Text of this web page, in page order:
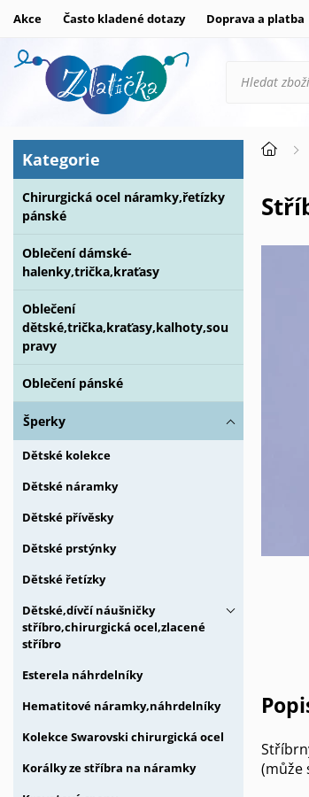
Akce Často kladené dotazy Doprava a platba
Kategorie
Chirurgická ocel náramky,řetízky
pánské
Oblečení dámské-
halenky,trička,kraťasy
Oblečení
dětské,trička,kraťasy,kalhoty,sou
pravy
Oblečení pánské
Šperky
Dětské kolekce
Dětské náramky
Dětské přívěsky
Dětské prstýnky
Dětské řetízky
Dětské,dívčí náušničky
stříbro,chirurgická ocel,zlacené
stříbro
Esterela náhrdelníky
Hematitové náramky,náhrdelníky
Kolekce Swarovski chirurgická ocel
Korálky ze stříbra na náramky
(může